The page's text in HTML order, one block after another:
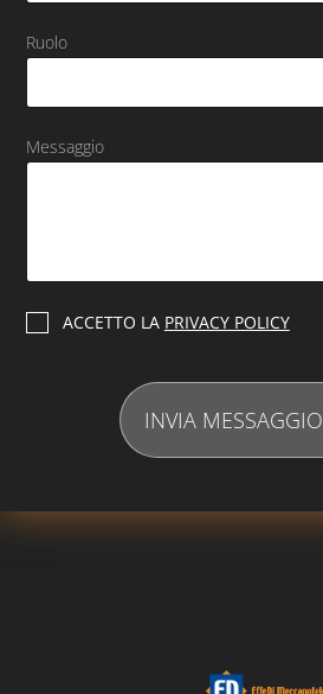
Ruolo
Messaggio
P
l
ACCETTO LA PRIVACY POLICY
INVIA MESSAGGIO